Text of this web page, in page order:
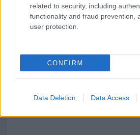
related to security, including
functionality and fraud prevention,
user protection.
CONFIRM
Data Deletion Data Access
Pausa caffè impeccabile:
Monte Pino, la fine di un
rinascita della strada che